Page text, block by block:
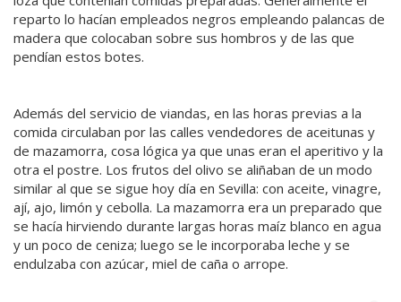
reparto lo hacían empleados negros empleando palancas de
madera que colocaban sobre sus hombros y de las que
pendían estos botes.
Además del servicio de viandas, en las horas previas a la
comida circulaban por las calles vendedores de aceitunas y
de mazamorra, cosa lógica ya que unas eran el aperitivo y la
otra el postre. Los frutos del olivo se aliñaban de un modo
similar al que se sigue hoy día en Sevilla: con aceite, vinagre,
ají, ajo, limón y cebolla. La mazamorra era un preparado que
se hacía hirviendo durante largas horas maíz blanco en agua
y un poco de ceniza; luego se le incorporaba leche y se
endulzaba con azúcar, miel de caña o arrope.